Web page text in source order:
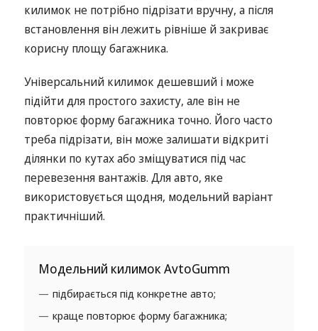
килимок не потрібно підрізати вручну, а після
встановлення він лежить рівніше й закриває
корисну площу багажника.
Універсальний килимок дешевший і може
підійти для простого захисту, але він не
повторює форму багажника точно. Його часто
треба підрізати, він може залишати відкриті
ділянки по кутах або зміщуватися під час
перевезення вантажів. Для авто, яке
використовується щодня, модельний варіант
практичніший.
Модельний килимок AvtoGumm
підбирається під конкретне авто;
краще повторює форму багажника;